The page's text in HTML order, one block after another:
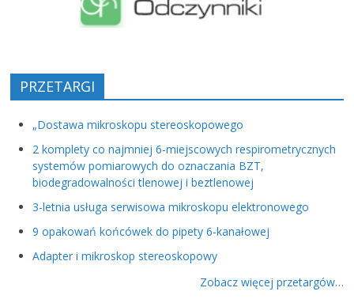
PRZETARGI
„Dostawa mikroskopu stereoskopowego
2 komplety co najmniej 6-miejscowych respirometrycznych
systemów pomiarowych do oznaczania BZT,
biodegradowalności tlenowej i beztlenowej
3-letnia usługa serwisowa mikroskopu elektronowego
9 opakowań końcówek do pipety 6-kanałowej
Adapter i mikroskop stereoskopowy
Zobacz więcej przetargów…